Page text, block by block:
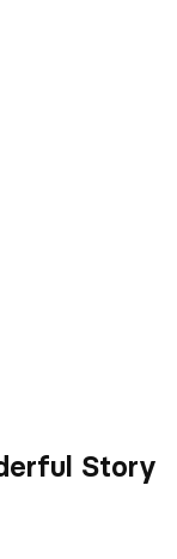
Story